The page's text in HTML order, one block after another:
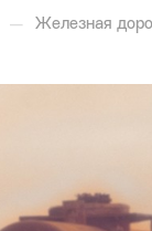
— Железная